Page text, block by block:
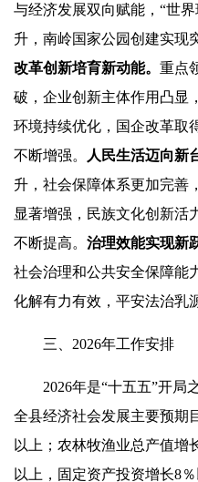
与经济发展双向赋能，“世
升，南岭国家公园创建实现
改革创新培育新动能。 重点
破，企业创新主体作用凸显
环境持续优化，国企改革取
不断增强。
人民生活迈向新
升，社会保障体系更加完善
显著增强，民族文化创新活
不断提高。 治理效能实现新
社会治理和公共安全保障能
化解有力有效，平安法治乳
三、2026年工作安排
2026年是“十五五”开局之
全县经济社会发展主要预期
以上；农林牧渔业总产值增
以上，固定资产投资增长8